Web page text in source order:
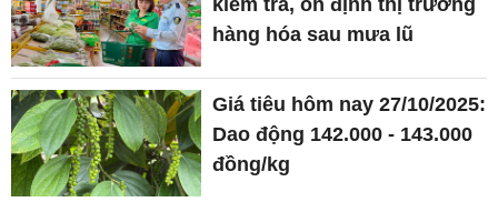
hàng hóa sau mưa lũ
Giá tiêu hôm nay 27/10/2025:
Dao động 142.000 - 143.000
đồng/kg